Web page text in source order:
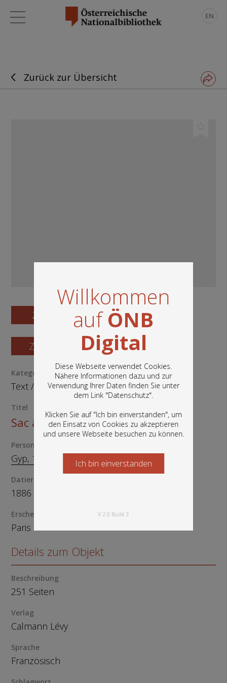
Willkommen
aufÖNB
Digital
Diese Webseite verwendet Cookies.
Nähere Informationen dazu und zur
Verwendung Ihrer Daten finden Sie unter
dem Link "Datenschutz".
Klicken Sie auf "Ich bin einverstanden", um
den Einsatz von Cookies zu akzeptieren
und unsere Webseite besuchen zu können.
In diesem Portal finden Sie die digitalen
Bestände der Österreichischen
Nationalbibliothek: Bücher, Fotografien,
Grafiken und vieles mehr.
Ich bin einverstanden
Starten Sie jetzt
V 2.0 Build 3
EN
Zurück zur Übersicht
Zum Digitalisat
Zum Katalogisat
Kategorie / Medientyp
Text/ Buch
Titel
Sac a papier
Person
Gyp, 1849-1932 Ambert, Joachim baron
Datierung
1886
Erscheinungsort
Paris
Details zum Objekt
Beschreibung
251 Seiten
Verlag
Calmann Lévy
Sprache
Französisch